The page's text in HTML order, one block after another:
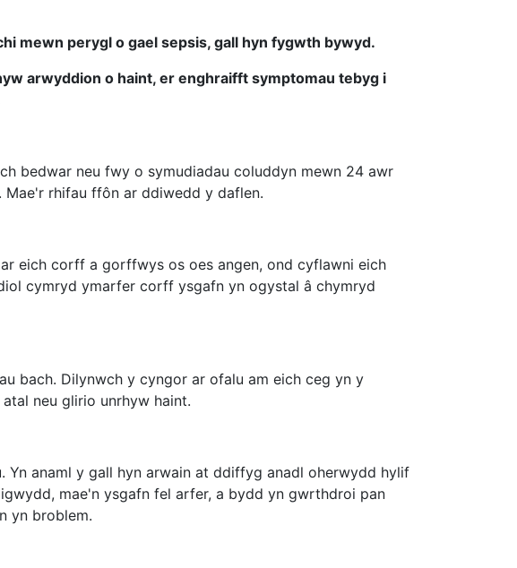
mewn perygl o gael sepsis, gall hyn fygwth bywyd.
arwyddion o haint, er enghraifft symptomau tebyg i
bedwar neu fwy o symudiadau coluddyn mewn 24 awr
Mae'r rhifau ffôn ar ddiwedd y daflen.
eich corff a gorffwys os oes angen, ond cyflawni eich
cymryd ymarfer corff ysgafn yn ogystal â chymryd
bach. Dilynwch y cyngor ar ofalu am eich ceg yn y
neu glirio unrhyw haint.
anaml y gall hyn arwain at ddiffyg anadl oherwydd hylif
mae'n ysgafn fel arfer, a bydd yn gwrthdroi pan
yn broblem.